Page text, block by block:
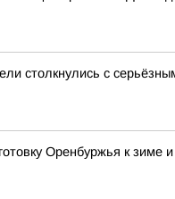
столкнулись с
Оренбуржья к зиме